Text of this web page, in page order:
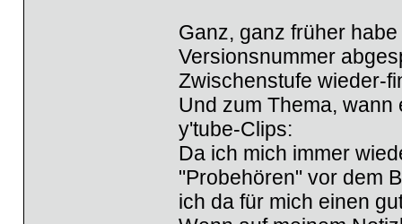
Ganz, ganz früher
Versionsnummer
Zwischenstufe wieder-
Und zum Thema, wann
y'tube-Clips:
Da ich mich immer
"Probehören" vor dem
ich da für mich einen